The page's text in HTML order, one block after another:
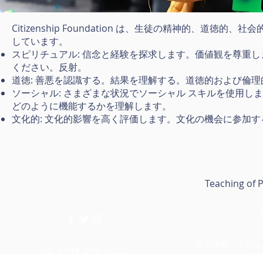
Citizenship Foundation は、生徒の精神的、道徳的、社会
しています。
スピリチュアル: 信念と経験を探求します。価値観を尊重
ください。反射。
道徳: 善悪を認識する。結果を理解する。道徳的および倫
ソーシャル: さまざまな状況でソーシャル スキルを使用し
どのように機能するかを理解します。
文化的: 文化的影響を高く評価します。文化の機会に参加
Teaching of